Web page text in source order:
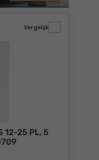
12-25 PL, 5
Vergelijk